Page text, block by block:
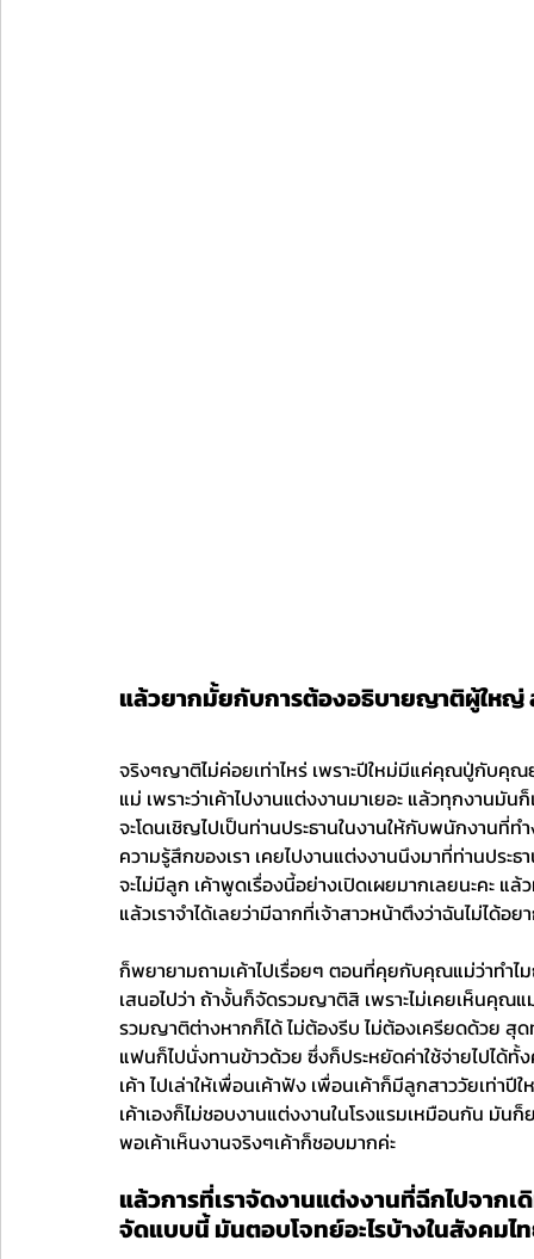
แล้วยากมั้ยกับการต้องอธิบายญาติผู้ใหญ่
จริงๆญาติไม่ค่อยเท่าไหร่ เพราะปีใหม่มีแค่คุณปู่กับ
แม่ เพราะว่าเค้าไปงานแต่งงานมาเยอะ แล้วทุกงา
จะโดนเชิญไปเป็นท่านประธานในงานให้กับพนักงานที่
ความรู้สึกของเรา เคยไปงานแต่งงานนึงมาที่ท่านประ
จะไม่มีลูก เค้าพูดเรื่องนี้อย่างเปิดเผยมากเลยนะคะ
แล้วเราจำได้เลยว่ามีฉากที่เจ้าสาวหน้าตึงว่าฉันไม่ได้อ
ก็พยายามถามเค้าไปเรื่อยๆ ตอนที่คุยกับคุณแม่ว่าทำ
เสนอไปว่า ถ้างั้นก็จัดรวมญาติสิ เพราะไม่เคยเห็นคุณ
รวมญาติต่างหากก็ได้ ไม่ต้องรีบ ไม่ต้องเครียดด้วย
แฟนก็ไปนั่งทานข้าวด้วย ซึ่งก็ประหยัดค่าใช้จ่ายไปได้
เค้า ไปเล่าให้เพื่อนเค้าฟัง เพื่อนเค้าก็มีลูกสาววัยเท่า
เค้าเองก็ไม่ชอบงานแต่งงานในโรงแรมเหมือนกัน มัน
พอเค้าเห็นงานจริงๆเค้าก็ชอบมากค่ะ
แล้วการที่เราจัดงานแต่งงานที่ฉีกไปจากเ
จัดแบบนี้ มันตอบโจทย์อะไรบ้างในสังคมไ